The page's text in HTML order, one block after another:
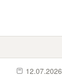
12.07.2026